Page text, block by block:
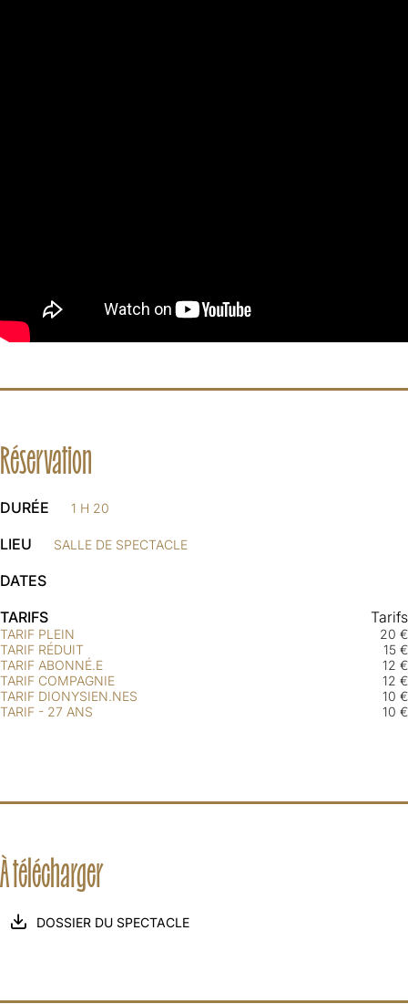
Réservation
DURÉE 1 H 20
LIEU SALLE DE SPECTACLE
DATES
TARIFS
Tarifs
TARIF PLEIN
20 €
TARIF RÉDUIT
15 €
TARIF ABONNÉ.E
12 €
TARIF COMPAGNIE
12 €
TARIF DIONYSIEN.NES
10 €
TARIF - 27 ANS
10 €
À télécharger
DOSSIER DU SPECTACLE